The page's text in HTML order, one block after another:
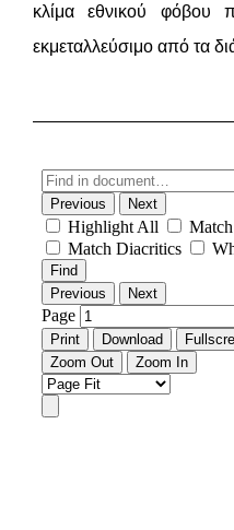
κλίμα εθνικού φόβου
εκμεταλλεύσιμο από τα